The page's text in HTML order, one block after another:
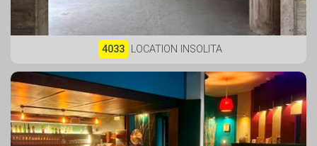
4033 LOCATION INSOLITA